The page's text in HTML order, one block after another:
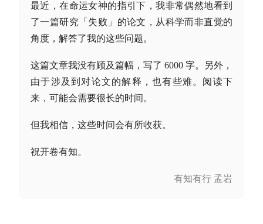
最近，在命运女神的指引下，我非常偶然地看到
了一篇研究「失败」的论文，从科学而非直觉的
角度，解答了我的这些问题。
这篇文章我没有顾及篇幅，写了 6000 字。另外，
由于涉及到对论文的解释，也有些难。阅读下
来，可能会需要很长的时间。
但我相信，这些时间会有所收获。
祝开卷有知。
有知有行 孟岩